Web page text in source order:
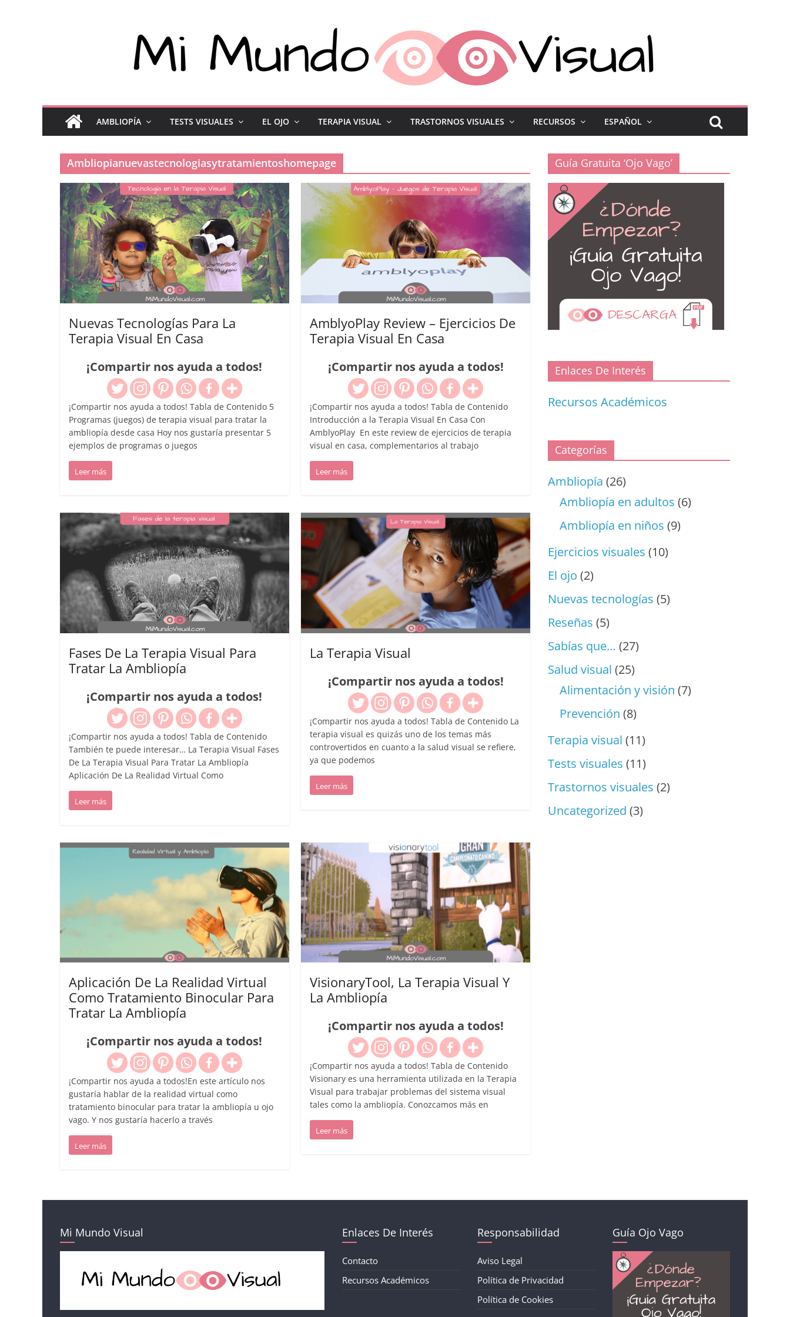
AMBLIOPÍA TESTS VISUALES EL OJO TERAPIA VISUAL TRASTORNOS VISUALES RECURSOS ESPAÑOL
Ambliopianuevastecnologiasytratamientoshomepage
Nuevas Tecnologías Para La
Terapia Visual En Casa
¡Compartir nos ayuda a todos!
¡Compartir nos ayuda a todos! Tabla de Contenido 5
Programas (juegos) de terapia visual para tratar la
ambliopía desde casa Hoy nos gustaría presentar 5
ejemplos de programas o juegos
Leer más
AmblyoPlay Review – Ejercicios De
Terapia Visual En Casa
¡Compartir nos ayuda a todos!
¡Compartir nos ayuda a todos! Tabla de Contenido
Introducción a la Terapia Visual En Casa Con
AmblyoPlay En este review de ejercicios de terapia
visual en casa, complementarios al trabajo
Leer más
Fases De La Terapia Visual Para
Tratar La Ambliopía
¡Compartir nos ayuda a todos!
¡Compartir nos ayuda a todos! Tabla de Contenido
También te puede interesar… La Terapia Visual Fases
De La Terapia Visual Para Tratar La Ambliopía
Aplicación De La Realidad Virtual Como
Leer más
La Terapia Visual
¡Compartir nos ayuda a todos!
¡Compartir nos ayuda a todos! Tabla de Contenido La
terapia visual es quizás uno de los temas más
controvertidos en cuanto a la salud visual se refiere,
ya que podemos
Leer más
Aplicación De La Realidad Virtual
Como Tratamiento Binocular Para
Tratar La Ambliopía
¡Compartir nos ayuda a todos!
¡Compartir nos ayuda a todos!En este artículo nos
gustaría hablar de la realidad virtual como
tratamiento binocular para tratar la ambliopía u ojo
vago. Y nos gustaría hacerlo a través
Leer más
VisionaryTool, La Terapia Visual Y
La Ambliopía
¡Compartir nos ayuda a todos!
¡Compartir nos ayuda a todos! Tabla de Contenido
Visionary es una herramienta utilizada en la Terapia
Visual para trabajar problemas del sistema visual
tales como la ambliopía. Conozcamos más en
Leer más
Guía Gratuita ‘Ojo Vago’
Enlaces De Interés
Recursos Académicos
Categorías
Ambliopía (26)
Ambliopía en adultos (6)
Ambliopía en niños (9)
Ejercicios visuales (10)
El ojo (2)
Nuevas tecnologías (5)
Reseñas (5)
Sabías que… (27)
Salud visual (25)
Alimentación y visión (7)
Prevención (8)
Terapia visual (11)
Tests visuales (11)
Trastornos visuales (2)
Uncategorized (3)
Mi Mundo Visual Enlaces De Interés
Contacto
Recursos Académicos
Responsabilidad
Aviso Legal
Política de Privacidad
Política de Cookies
Guía Ojo Vago